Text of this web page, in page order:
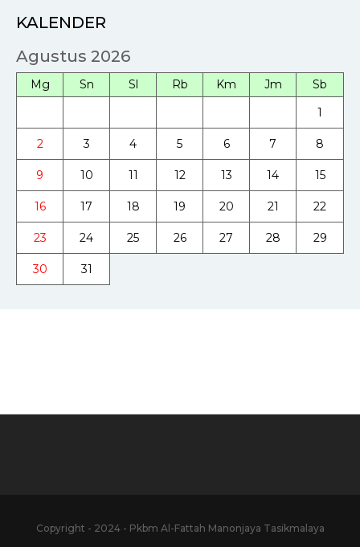
KALENDER
Agustus 2026
Mg Sn Sl Rb Km Jm
Sb
1
2 3 4 5 6 7 8
9 10 11 12 13 14 15
16 17 18 19 20 21 22
23 24 25 26 27 28 29
30 31
Copyright - 2024 - Pkbm Al-Fattah Manonjaya Tasikmalaya